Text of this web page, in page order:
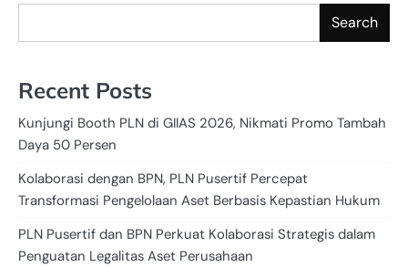
Search
Recent Posts
Kunjungi Booth PLN di GIIAS 2026, Nikmati Promo Tambah
Daya 50 Persen
Kolaborasi dengan BPN, PLN Pusertif Percepat
Transformasi Pengelolaan Aset Berbasis Kepastian Hukum
PLN Pusertif dan BPN Perkuat Kolaborasi Strategis dalam
Penguatan Legalitas Aset Perusahaan